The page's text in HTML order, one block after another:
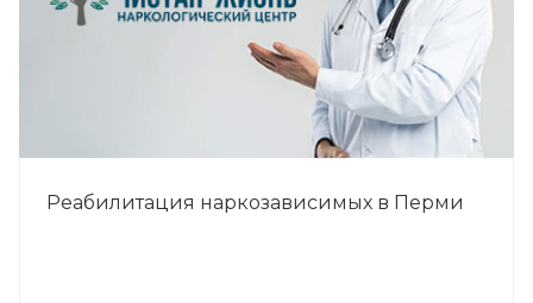
Реабилитация наркозависимых в Перми